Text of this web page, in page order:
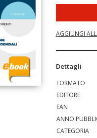
AGGIUNGI
Dettagli
FORMATO
EDITORE
EAN
ANNO
CATEGORIA